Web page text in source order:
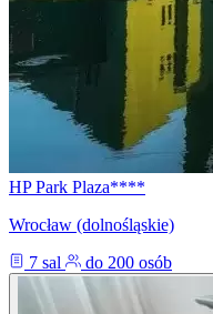
HP Park Plaza****
Wrocław (dolnośląskie)
7 sal
do 200 osób